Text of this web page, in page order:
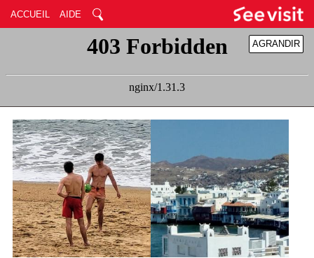
ACCUEIL AIDE
RÉDUIRE
AGRANDIR